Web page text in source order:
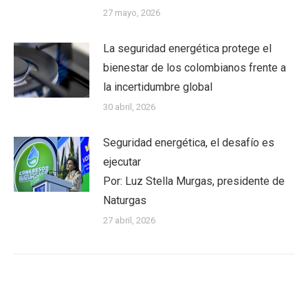
27 mayo, 2026
La seguridad energética protege el
bienestar de los colombianos frente a
la incertidumbre global
30 abril, 2026
Seguridad energética, el desafío es
ejecutar
Por: Luz Stella Murgas, presidente de
Naturgas
27 abril, 2026